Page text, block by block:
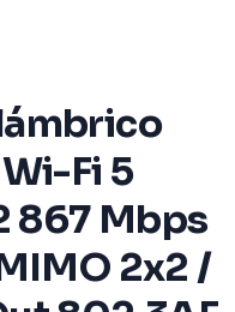
Fi 5
867 Mbps
2x2 /